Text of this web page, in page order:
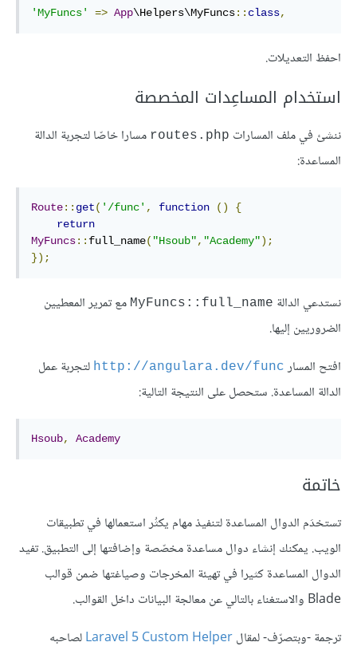
'MyFuncs' => App\Helpers\MyFuncs:: class,
احفظ التعديلات.
استخدام المساعِدات المخصصة
ننشئ في ملف المسارات routes.php مسارا خاصّا لتجربة الدالة
المساعدة:
Route:: get( '/func' , function ()
{
return
MyFuncs:: full_name( "Hsoub", "Academy");
});
نستدعي الدالة MyFuncs::full_name مع تمرير المعطيين
الضروريين إليها.
افتح المسار http://angulara.dev/func لتجربة عمل
الدالة المساعدة. ستحصل على النتيجة التالية:
Hsoub, Academy
خاتمة
تستخدَم الدوال المساعدة لتنفيذ مهام يكثُر استعمالها في تطبيقات
الويب. يمكنك إنشاء دوال مساعدة مخصّصة وإضافتها إلى التطبيق. تفيد
الدوال المساعدة كثيرا في تهيئة المخرجات وصياغتها ضمن قوالب
Blade والاستغناء بالتالي عن معالجة البيانات داخل القوالب.
ترجمة -وبتصرّف- لمقالLaravel 5 Custom Helperلصاحبه